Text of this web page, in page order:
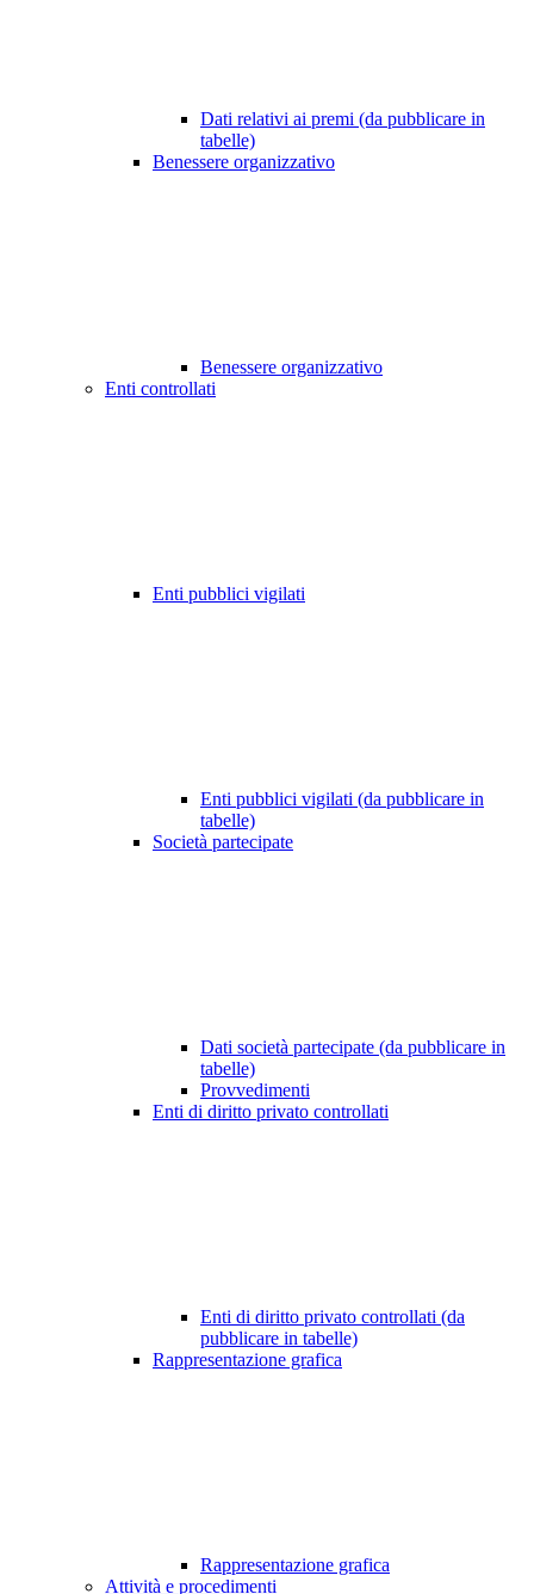
Dati relativi ai premi (da pubblicare in
tabelle)
Benessere organizzativo
Benessere organizzativo
Enti controllati
Enti pubblici vigilati
Enti pubblici vigilati (da pubblicare in
tabelle)
Società partecipate
Dati società partecipate (da pubblicare in
tabelle)
Provvedimenti
Enti di diritto privato controllati
Enti di diritto privato controllati (da
pubblicare in tabelle)
Rappresentazione grafica
Rappresentazione grafica
Attività e procedimenti